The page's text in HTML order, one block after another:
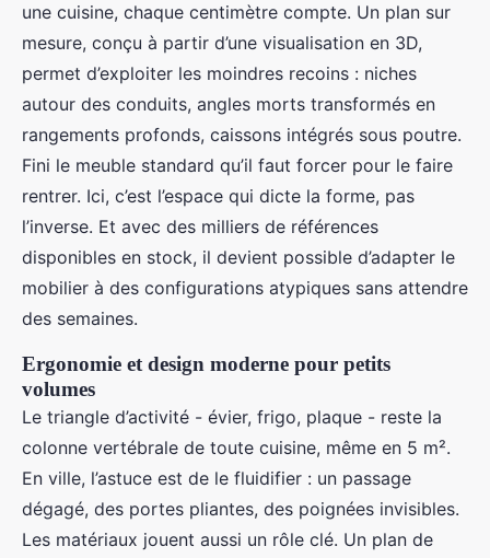
une cuisine, chaque centimètre compte. Un plan sur
mesure, conçu à partir d’une visualisation en 3D,
permet d’exploiter les moindres recoins : niches
autour des conduits, angles morts transformés en
rangements profonds, caissons intégrés sous poutre.
Fini le meuble standard qu’il faut forcer pour le faire
rentrer. Ici, c’est l’espace qui dicte la forme, pas
l’inverse. Et avec des milliers de références
disponibles en stock, il devient possible d’adapter le
mobilier à des configurations atypiques sans attendre
des semaines.
Ergonomie et design moderne pour petits
volumes
Le triangle d’activité - évier, frigo, plaque - reste la
colonne vertébrale de toute cuisine, même en 5 m².
En ville, l’astuce est de le fluidifier : un passage
dégagé, des portes pliantes, des poignées invisibles.
Les matériaux jouent aussi un rôle clé. Un plan de